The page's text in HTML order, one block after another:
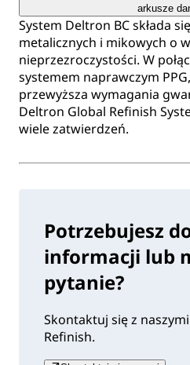
arkusze
System Deltron BC składa
metalicznych i mikowych o
nieprzezroczystości. W
systemem naprawczym
przewyższa wymagania
Deltron Global Refinish
wiele zatwierdzeń.
Potrzebujesz
informacji lub
pytanie?
Skontaktuj się z
Refinish.